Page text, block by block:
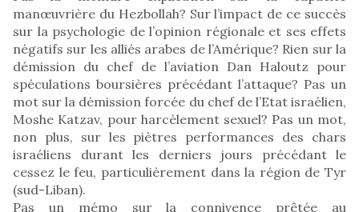
manœuvrière du Hezbollah? Sur l’impact de ce succès
sur la psychologie de l’opinion régionale et ses effets
négatifs sur les alliés arabes de l’Amérique? Rien sur la
démission du chef de l’aviation Dan Haloutz pour
spéculations boursières précédant l’attaque? Pas un
mot sur la démission forcée du chef de l’Etat israélien,
Moshe Katzav, pour harcèlement sexuel? Pas un mot,
non plus, sur les piètres performances des chars
israéliens durant les derniers jours précédant le
cessez le feu, particulièrement dans la région de Tyr
(sud-Liban).
Pas un mémo sur la connivence prêtée au